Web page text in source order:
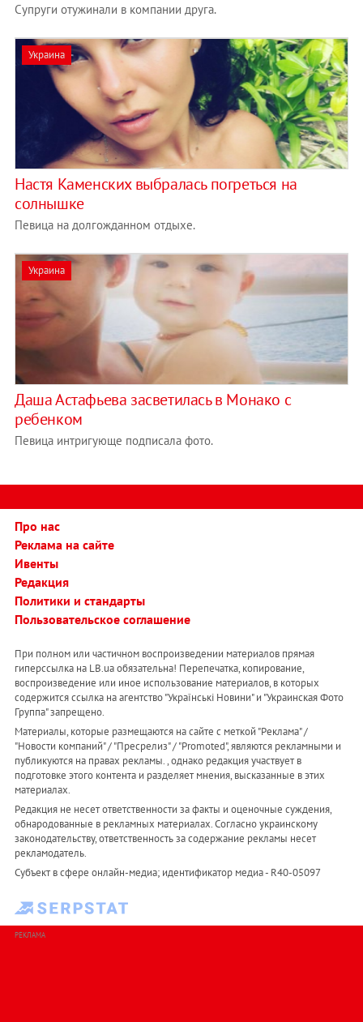
Супруги отужинали в компании друга.
Украина
Настя Каменских выбралась погреться на
солнышке
Певица на долгожданном отдыхе.
Украина
Даша Астафьева засветилась в Монако c
ребенком
Певица интригующе подписала фото.
Про нас
Реклама на сайте
Ивенты
Редакция
Политики и стандарты
Пользовательское соглашение
При полном или частичном воспроизведении материалов прямая
гиперссылка на LB.ua обязательна! Перепечатка, копирование,
воспроизведение или иное использование материалов, в которых
содержится ссылка на агентство "Українськi Новини" и "Украинская Фото
Группа" запрещено.
Материалы, которые размещаются на сайте с меткой "Реклама" /
"Новости компаний" / "Пресрелиз" / "Promoted", являются рекламными и
публикуются на правах рекламы. , однако редакция участвует в
подготовке этого контента и разделяет мнения, высказанные в этих
материалах.
Редакция не несет ответственности за факты и оценочные суждения,
обнародованные в рекламных материалах. Согласно украинскому
законодательству, ответственность за содержание рекламы несет
рекламодатель.
Субъект в сфере онлайн-медиа; идентификатор медиа - R40-05097
РЕКЛАМА